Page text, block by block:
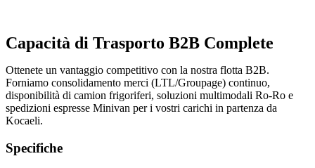
Capacità di Trasporto B2B Complete
Ottenete un vantaggio competitivo con la nostra flotta B2B.
Forniamo consolidamento merci (LTL/Groupage) continuo,
disponibilità di camion frigoriferi, soluzioni multimodali Ro-Ro e
spedizioni espresse Minivan per i vostri carichi in partenza da
Kocaeli.
Specifiche